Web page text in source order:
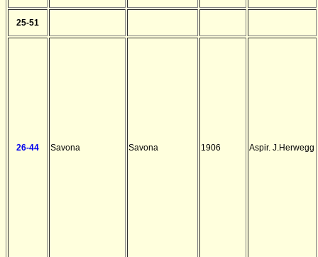
25-51
26-44 Savona Savona 1906 Aspir. J.Herwegg